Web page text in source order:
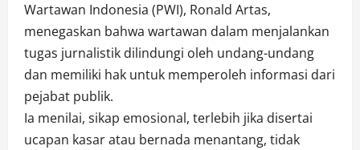
Wartawan Indonesia (PWI), Ronald Artas,
menegaskan bahwa wartawan dalam menjalankan
tugas jurnalistik dilindungi oleh undang-undang
dan memiliki hak untuk memperoleh informasi dari
pejabat publik.
Ia menilai, sikap emosional, terlebih jika disertai
ucapan kasar atau bernada menantang, tidak